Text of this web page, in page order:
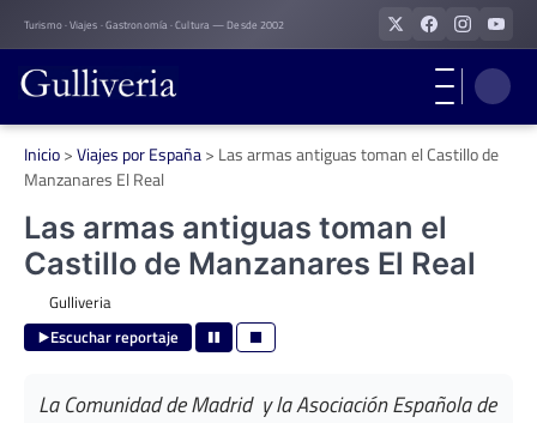
Skip
to
content
Turismo · Viajes · Gastronomía · Cultura — Desde 2002
Inicio>Viajes por España> Las armas antiguas toman el Castillo de
Manzanares El Real
Las armas antiguas toman el
Castillo de Manzanares El Real
Gulliveria
Escuchar reportaje
La Comunidad de Madrid y la Asociación Española de